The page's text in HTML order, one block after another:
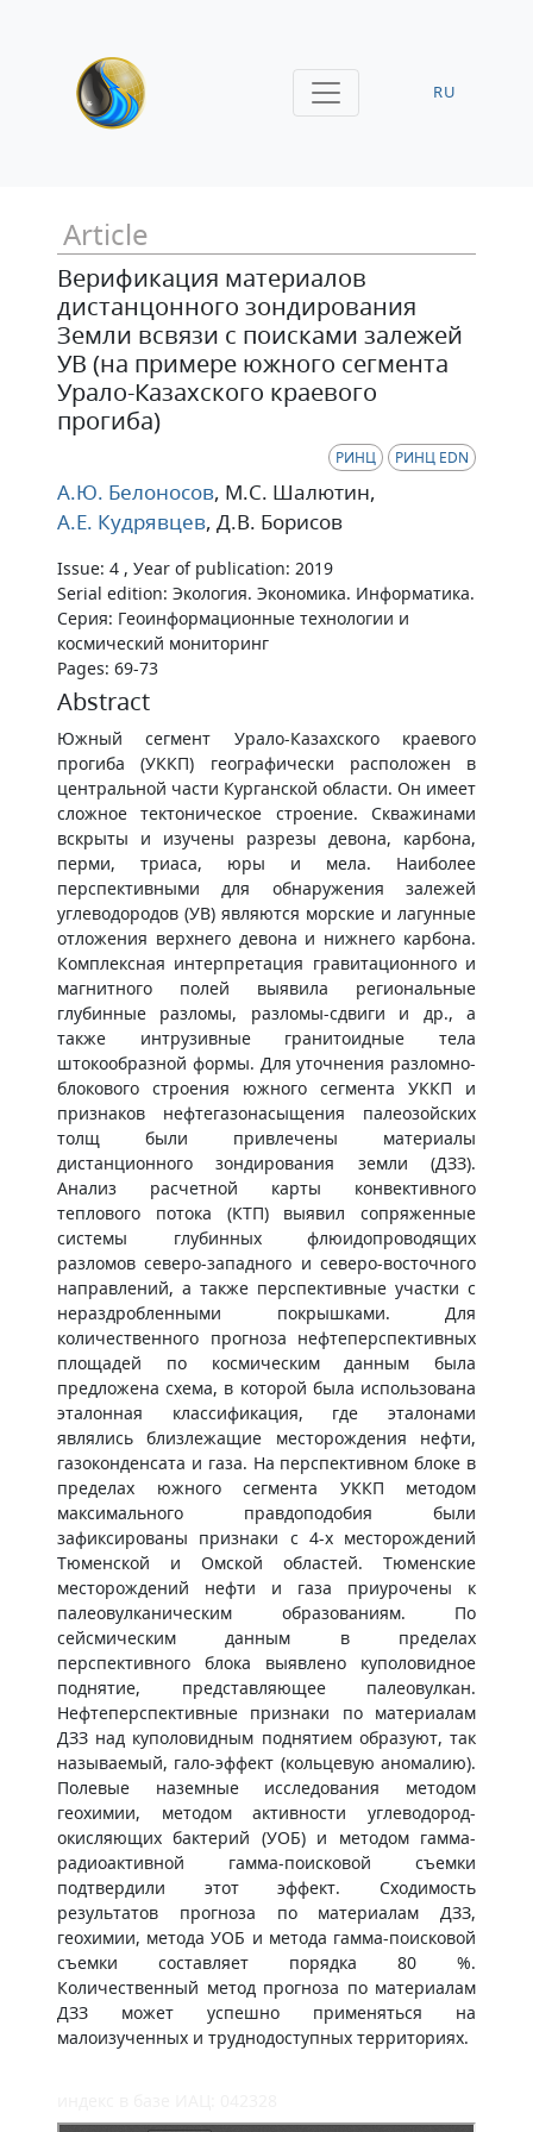
RU
Article
Верификация материалов
дистанцонного зондирования
Земли всвязи с поисками залежей
УВ (на примере южного сегмента
Урало-Казахского краевого
прогиба)
РИНЦ РИНЦ EDN
А.Ю. Белоносов, М.С. Шалютин,
А.Е. Кудрявцев, Д.В. Борисов
Issue: 4 , Уear of publication: 2019
Serial edition: Экология. Экономика. Информатика.
Серия: Геоинформационные технологии и
космический мониторинг
Pages: 69-73
Abstract
Южный сегмент Урало-Казахского краевого
прогиба (УККП) географически расположен в
центральной части Курганской области. Он имеет
сложное тектоническое строение. Скважинами
вскрыты и изучены разрезы девона, карбона,
перми, триаса, юры и мела. Наиболее
перспективными для обнаружения залежей
углеводородов (УВ) являются морские и лагунные
отложения верхнего девона и нижнего карбона.
Комплексная интерпретация гравитационного и
магнитного полей выявила региональные
глубинные разломы, разломы-сдвиги и др., а
также интрузивные гранитоидные тела
штокообразной формы. Для уточнения разломно-
блокового строения южного сегмента УККП и
признаков нефтегазонасыщения палеозойских
толщ были привлечены материалы
дистанционного зондирования земли (ДЗЗ).
Анализ расчетной карты конвективного
теплового потока (КТП) выявил сопряженные
системы глубинных флюидопроводящих
разломов северо-западного и северо-восточного
направлений, а также перспективные участки с
нераздробленными покрышками. Для
количественного прогноза нефтеперспективных
площадей по космическим данным была
предложена схема, в которой была использована
эталонная классификация, где эталонами
являлись близлежащие месторождения нефти,
газоконденсата и газа. На перспективном блоке в
пределах южного сегмента УККП методом
максимального правдоподобия были
зафиксированы признаки с 4-х месторождений
Тюменской и Омской областей. Тюменские
месторождений нефти и газа приурочены к
палеовулканическим образованиям. По
сейсмическим данным в пределах
перспективного блока выявлено куполовидное
поднятие, представляющее палеовулкан.
Нефтеперспективные признаки по материалам
ДЗЗ над куполовидным поднятием образуют, так
называемый, гало-эффект (кольцевую аномалию).
Полевые наземные исследования методом
геохимии, методом активности углеводород-
окисляющих бактерий (УОБ) и методом гамма-
радиоактивной гамма-поисковой съемки
подтвердили этот эффект. Сходимость
результатов прогноза по материалам ДЗЗ,
геохимии, метода УОБ и метода гамма-поисковой
съемки составляет порядка 80 %.
Количественный метод прогноза по материалам
ДЗЗ может успешно применяться на
малоизученных и труднодоступных территориях.